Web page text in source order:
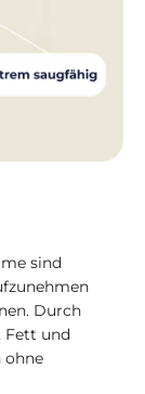
sind
Durch
Fett und
ohne